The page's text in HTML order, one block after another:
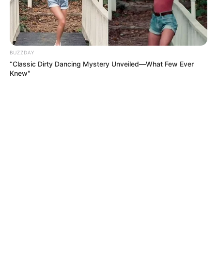
BUZZDAY
“Classic Dirty Dancing Mystery Unveiled—What Few Ever
Knew"